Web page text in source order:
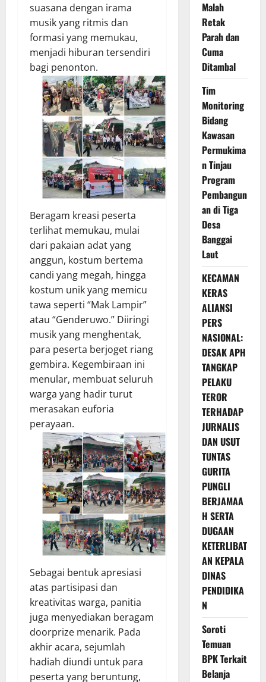
suasana dengan irama
musik yang ritmis dan
formasi yang memukau,
menjadi hiburan tersendiri
bagi penonton.
Beragam kreasi peserta
terlihat memukau, mulai
dari pakaian adat yang
anggun, kostum bertema
candi yang megah, hingga
kostum unik yang memicu
tawa seperti “Mak Lampir”
atau “Genderuwo.” Diiringi
musik yang menghentak,
para peserta berjoget riang
gembira. Kegembiraan ini
menular, membuat seluruh
warga yang hadir turut
merasakan euforia
perayaan.
Sebagai bentuk apresiasi
atas partisipasi dan
kreativitas warga, panitia
juga menyediakan beragam
doorprize menarik. Pada
akhir acara, sejumlah
hadiah diundi untuk para
peserta yang beruntung,
Malah
Retak
Parah dan
Cuma
Ditambal
Tim
Monitoring
Bidang
Kawasan
Permukima
n Tinjau
Program
Pembangun
an di Tiga
Desa
Banggai
Laut
KECAMAN
KERAS
ALIANSI
PERS
NASIONAL:
DESAK APH
TANGKAP
PELAKU
TEROR
TERHADAP
JURNALIS
DAN USUT
TUNTAS
GURITA
PUNGLI
BERJAMAA
H SERTA
DUGAAN
KETERLIBAT
AN KEPALA
DINAS
PENDIDIKA
N
Soroti
Temuan
BPK Terkait
Belanja